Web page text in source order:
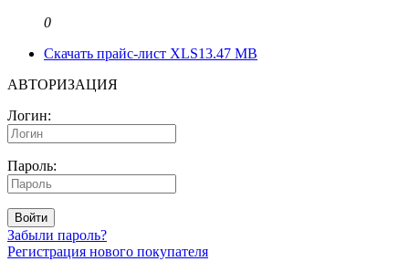
0
Скачать прайс-лист XLS13.47 MB
АВТОРИЗАЦИЯ
Логин:
Пароль:
Войти
Забыли пароль?
Регистрация нового покупателя